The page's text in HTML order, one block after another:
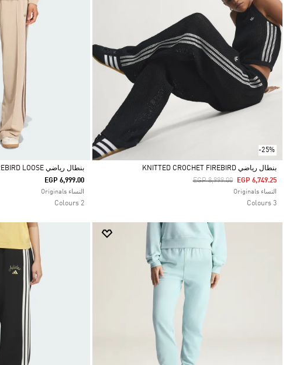
-25%
Selected
بنطال رياضي KNITTED CROCHET FIREBIRD
Price Reduced From
EGP 8,999.00ToEGP 6,749.25
النساء Originals
3 Colours
Selected
بنطال رياضي FIREBIRD LOOSE
EGP 6,999.00
النساء Originals
2 Colours